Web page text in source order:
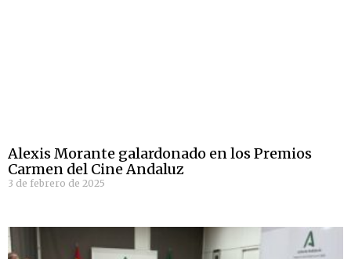
Alexis Morante galardonado en los Premios
Carmen del Cine Andaluz
3 de febrero de 2025